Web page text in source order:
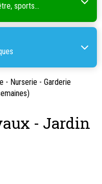
sports...
- Nurserie - Garderie
- Jardin